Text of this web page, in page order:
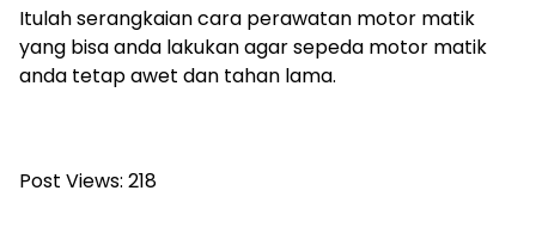
Itulah serangkaian cara perawatan motor matik
yang bisa anda lakukan agar sepeda motor matik
anda tetap awet dan tahan lama.
Post Views: 218